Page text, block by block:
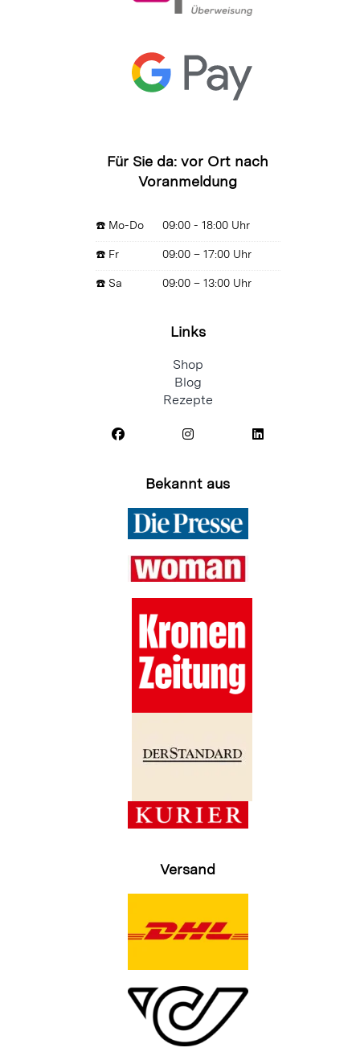
Für Sie da: vor Ort nach
Voranmeldung
☎️ Mo-Do 09:00 - 18:00 Uhr
☎️ Fr 09:00 – 17:00 Uhr
☎️ Sa 09:00 – 13:00 Uhr
Links
Shop
Blog
Rezepte
Bekannt aus
Versand